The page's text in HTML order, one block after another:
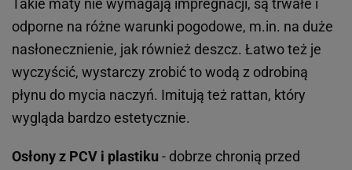
Takie maty nie wymagają impregnacji, są trwałe i
odporne na różne warunki pogodowe, m.in. na duże
nasłonecznienie, jak również deszcz. Łatwo też je
wyczyścić, wystarczy zrobić to wodą z odrobiną
płynu do mycia naczyń. Imitują też rattan, który
wygląda bardzo estetycznie.
Osłony z PCV i plastiku - dobrze chronią przed